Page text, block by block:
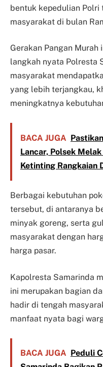
bentuk kepedulian Polri
masyarakat di bulan
Gerakan Pangan
langkah nyata Polresta
masyarakat
yang lebih terjangkau,
meningkatnya
BACA JUGA
Lancar, Polsek
Ketinting Rangkaian
Berbagai kebutuhan
tersebut, di antaranya
minyak goreng, serta
masyarakat dengan
harga pasar.
Kapolresta Samarinda
ini merupakan bagian
hadir di tengah
manfaat nyata bagi
BACA JUGA Peduli